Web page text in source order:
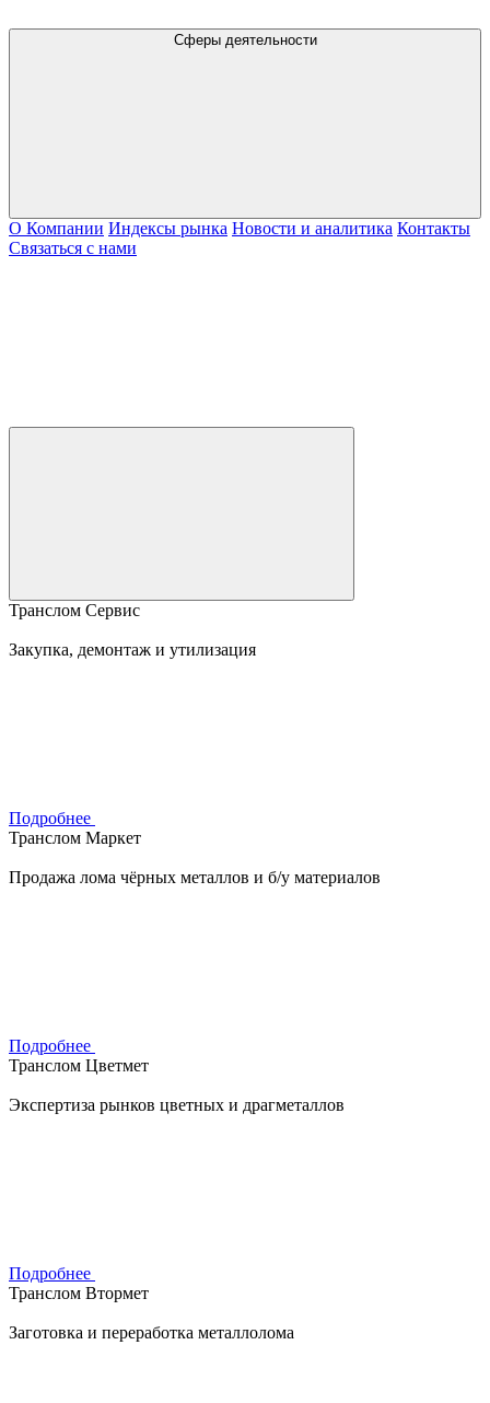
Сферы деятельности
О Компании Индексы рынка Новости и аналитика Контакты
Связаться с нами
Транслом Сервис
Закупка, демонтаж и утилизация
Подробнее
Транслом Маркет
Продажа лома чёрных металлов и б/у материалов
Подробнее
Транслом Цветмет
Экспертиза рынков цветных и драгметаллов
Подробнее
Транслом Втормет
Заготовка и переработка металлолома